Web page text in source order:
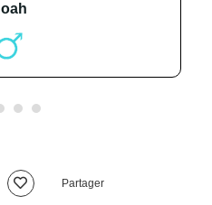
noah
Partager